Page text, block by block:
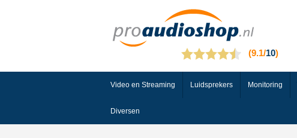
Video en Streaming Luidsprekers Monitoring
Diversen